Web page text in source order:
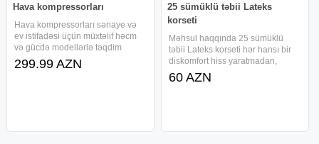
Hava kompressorları
Hava kompressorları sənaye və
ev istifadəsi üçün müxtəlif həcm
və gücdə modellərlə təqdim
olunur. XYBM50 və XY2065
modelləri pnevmatik alətlərin
299.99 AZN
25 sümüklü təbii Lateks
korseti
Məhsul haqqında 25 sümüklü
təbii Lateks korseti hər hansı bir
diskomfort hiss yaratmadan,
yorucu pəhriz və mürəkkəb
kompleks məşqləri tətbiq etmədən
60 AZN